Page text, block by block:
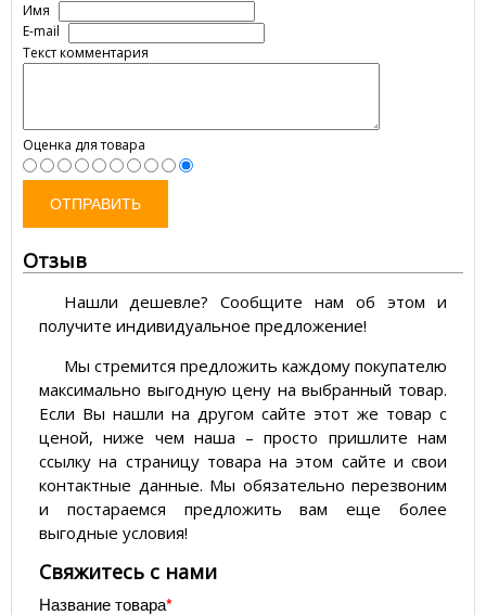
Имя
E-mail
Текст комментария
Оценка для товара
ОТПРАВИТЬ
Отзыв
Нашли дешевле? Сообщите нам об этом и
получите индивидуальное предложение!
Мы стремится предложить каждому покупателю
максимально выгодную цену на выбранный товар.
Если Вы нашли на другом сайте этот же товар с
ценой, ниже чем наша – просто пришлите нам
ссылку на страницу товара на этом сайте и свои
контактные данные. Мы обязательно перезвоним
и постараемся предложить вам еще более
выгодные условия!
­Свяжитесь с нами
Название товара*